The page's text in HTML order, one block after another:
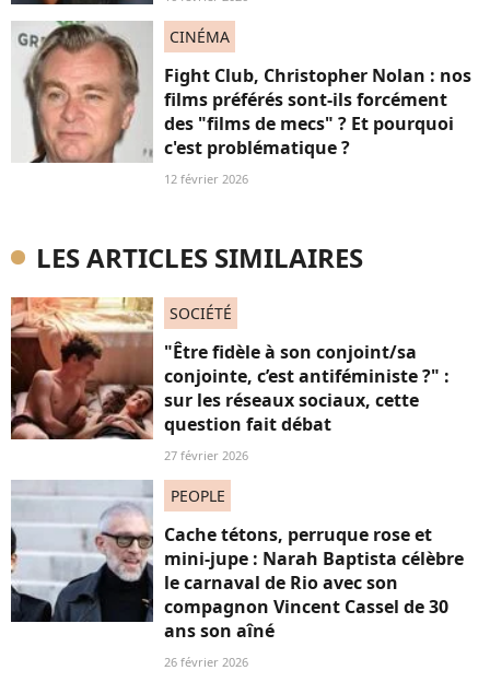
CINÉMA
Fight Club, Christopher Nolan : nos
films préférés sont-ils forcément
des "films de mecs" ? Et pourquoi
c'est problématique ?
12 février 2026
LES ARTICLES SIMILAIRES
SOCIÉTÉ
"Être fidèle à son conjoint/sa
conjointe, c’est antiféministe ?" :
sur les réseaux sociaux, cette
question fait débat
27 février 2026
PEOPLE
Cache tétons, perruque rose et
mini-jupe : Narah Baptista célèbre
le carnaval de Rio avec son
compagnon Vincent Cassel de 30
ans son aîné
26 février 2026